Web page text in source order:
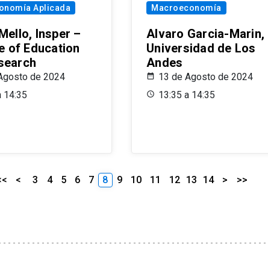
Aplicada
Insper –
of Education
de 2024
14:35
Macroeconomía
Alvaro Garcia-Marin,
Universidad de Los
Andes
13 de Agosto de 2024
13:35 a 14:35
< 3 4 5 6 7 8 9 10 11 12 13 14 > >>